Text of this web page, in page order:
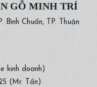
GỖ MINH TRÍ
Bình Chuẩn, TP. Thuận
kinh doanh)
(Mr. Tấn)